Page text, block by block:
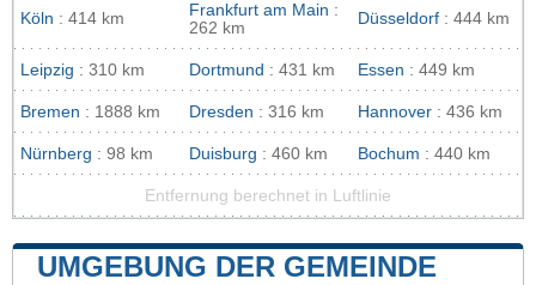
Köln : 414 km Frankfurt am Main :
262 km
Düsseldorf : 444 km
Leipzig : 310 km Dortmund : 431 km Essen : 449 km
Bremen : 1888 km Dresden : 316 km Hannover : 436 km
Nürnberg : 98 km Duisburg : 460 km Bochum : 440 km
Entfernung berechnet in Luftlinie
UMGEBUNG DER GEMEINDE